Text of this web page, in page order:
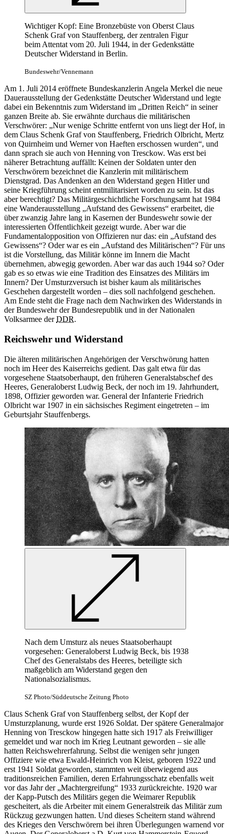
Wichtiger Kopf: Eine Bronzebüste von Oberst Claus
Schenk Graf von Stauffenberg, der zentralen Figur
beim Attentat vom 20. Juli 1944, in der Gedenkstätte
Deutscher Widerstand in Berlin.
Bundeswehr/Vennemann
Am 1. Juli 2014 eröffnete Bundeskanzlerin Angela Merkel die neue
Dauerausstellung der Gedenkstätte Deutscher Widerstand und legte
dabei ein Bekenntnis zum Widerstand im „Dritten Reich“ in seiner
ganzen Breite ab. Sie erwähnte durchaus die militärischen
Verschwörer: „Nur wenige Schritte entfernt von uns liegt der Hof, in
dem Claus Schenk Graf von Stauffenberg, Friedrich Olbricht, Mertz
von Quirnheim und Werner von Haeften erschossen wurden“, und
dann sprach sie auch von Henning von Tresckow. Was erst bei
näherer Betrachtung auffällt: Keinen der Soldaten unter den
Verschwörern bezeichnet die Kanzlerin mit militärischem
Dienstgrad. Das Andenken an den Widerstand gegen Hitler und
seine Kriegführung scheint entmilitarisiert worden zu sein. Ist das
aber berechtigt? Das Militärgeschichtliche Forschungsamt hat 1984
eine Wanderausstellung „Aufstand des Gewissens“ erarbeitet, die
über zwanzig Jahre lang in Kasernen der Bundeswehr sowie der
interessierten Öffentlichkeit gezeigt wurde. Aberwardie
Fundamentalopposition von Offizieren nur das: ein „Aufstand des
Gewissens“? Oderwares ein „Aufstand des Militärischen“? Für uns
ist die Vorstellung, das Militär könne im Innern die Macht
übernehmen, abwegig geworden. Aberwardas auch 1944 so? Oder
gab es so etwas wie eine Tradition des Einsatzes des Militärs im
Innern? Der Umsturzversuch ist bisher kaum als militärisches
Geschehen dargestellt worden – dies soll nachfolgend geschehen.
Am Ende steht die Frage nach dem Nachwirken des Widerstands in
der Bundeswehr der Bundesrepublik und in der Nationalen
Volksarmee derDDR.
Reichswehr und Widerstand
Die älteren militärischen Angehörigen der Verschwörung hatten
noch im Heer des Kaiserreichs gedient. Das galt etwa für das
vorgesehene Staatsoberhaupt, den früheren Generalstabschef des
Heeres, Generaloberst Ludwig Beck, der noch im 19. Jahrhundert,
1898, Offizier geworden war. General der Infanterie Friedrich
Olbricht war 1907 in ein sächsisches Regiment eingetreten – im
Geburtsjahr Stauffenbergs.
Nach dem Umsturz als neues Staatsoberhaupt
vorgesehen: Generaloberst Ludwig Beck, bis 1938
Chef des Generalstabs des Heeres, beteiligte sich
maßgeblich am Widerstand gegen den
Nationalsozialismus.
SZ Photo/Süddeutsche Zeitung Photo
Claus Schenk Graf von Stauffenberg selbst, der Kopf der
Umsturzplanung, wurde erst 1926 Soldat. Der spätere Generalmajor
Henning von Tresckow hingegen hatte sich 1917 als Freiwilliger
gemeldet und warnoch im Krieg Leutnant geworden – sie alle
hatten Reichswehrerfahrung. Selbst die wenigen sehr jungen
Offiziere wie etwa Ewald-Heinrich von Kleist, geboren 1922 und
erst 1941 Soldat geworden, stammten weit überwiegend aus
traditionsreichen Familien, deren Erfahrungsschatz ebenfalls weit
vor das Jahr der „Machtergreifung“ 1933 zurückreichte. 1920 war
der Kapp-Putsch des Militärs gegen die Weimarer Republik
gescheitert, als die Arbeiter mit einem Generalstreik das Militär zum
Rückzug gezwungen hatten. Und dieses Scheitern stand während
des Krieges den Verschwörern bei ihren Überlegungen warnend vor